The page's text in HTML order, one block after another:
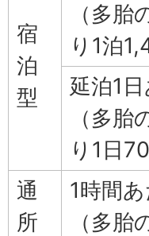
宿
泊
型
（多
り1泊
延泊1
（多
り1日
通
所
1時間
（多